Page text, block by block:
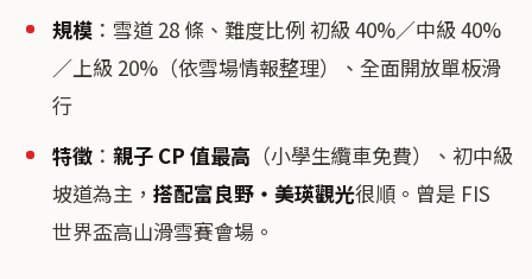
規模 ：雪道 28 條、難度比例 初級 40%／中級 40%
／上級 20%（依雪場情報整理）、全面開放單板滑
行
特徵 ： 親子 CP 值最高 （小學生纜車免費）、初中級
坡道為主， 搭配富良野・美瑛觀光很順。曾是 FIS
世界盃高山滑雪賽會場。